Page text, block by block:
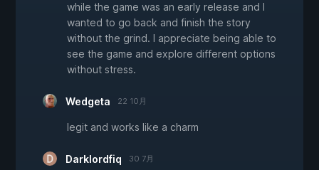
while the game was an early release and I
wanted to go back and finish the story
without the grind. I appreciate being able to
see the game and explore different options
without stress.
Wedgeta 22 10月
legit and works like a charm
Darklordfiq 30 7月